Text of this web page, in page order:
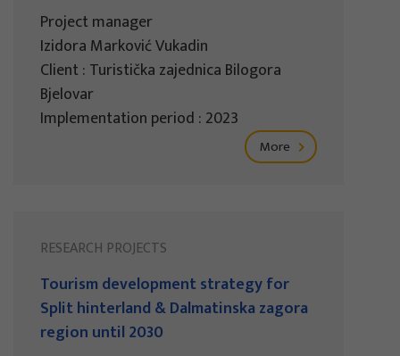
Project manager
Izidora Marković Vukadin
Client : Turistička zajednica Bilogora
Bjelovar
Implementation period : 2023
More
RESEARCH PROJECTS
Tourism development strategy for
Split hinterland & Dalmatinska zagora
region until 2030